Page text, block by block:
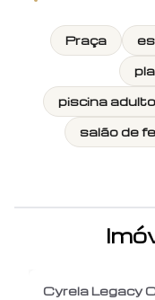
Praça
piscina
salão de
Cyrela Legacy